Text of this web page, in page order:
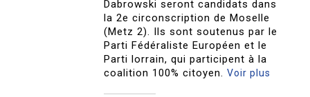
Dabrowski seront candidats dans
la 2e circonscription de Moselle
(Metz 2). Ils sont soutenus par le
Parti Fédéraliste Européen et le
Parti lorrain, qui participent à la
coalition 100% citoyen.Voir plus